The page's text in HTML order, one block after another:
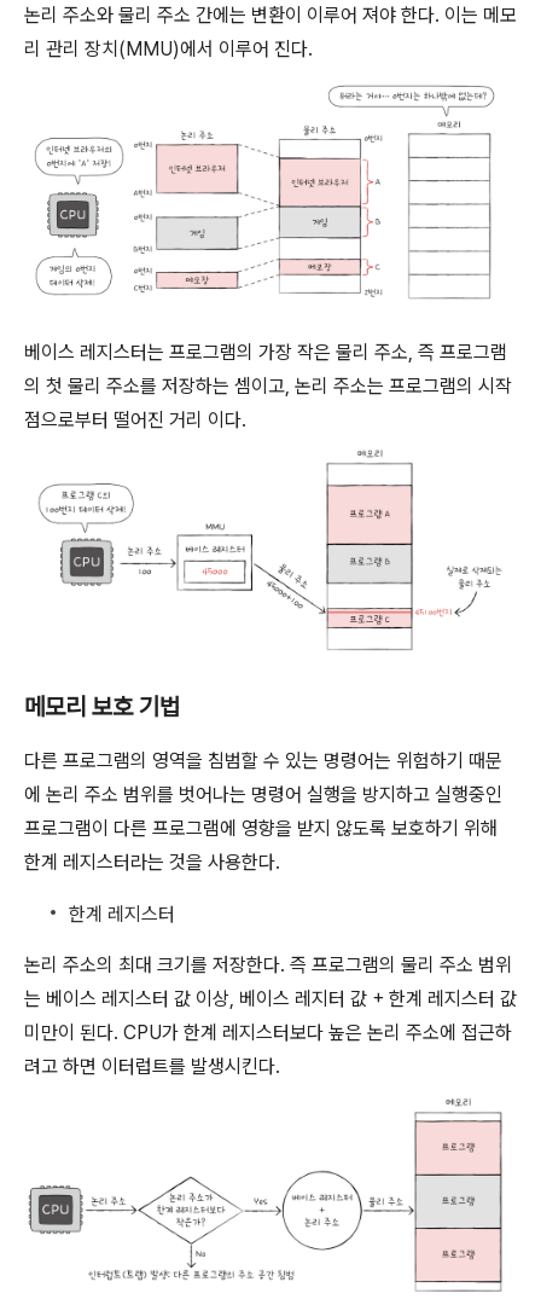
논리 주소와 물리 주소 간에는 변환이 이루어 져야 한다. 이는 메모
리 관리 장치(MMU)에서 이루어 진다.
베이스 레지스터는 프로그램의 가장 작은 물리 주소, 즉 프로그램
의 첫 물리 주소를 저장하는 셈이고, 논리 주소는 프로그램의 시작
점으로부터 떨어진 거리 이다.
메모리 보호 기법
다른 프로그램의 영역을 침범할 수 있는 명령어는 위험하기 때문
에 논리 주소 범위를 벗어나는 명령어 실행을 방지하고 실행중인
프로그램이 다른 프로그램에 영향을 받지 않도록 보호하기 위해
한계 레지스터라는 것을 사용한다.
한계 레지스터
논리 주소의 최대 크기를 저장한다. 즉 프로그램의 물리 주소 범위
는 베이스 레지스터 값 이상, 베이스 레지터 값 + 한계 레지스터 값
미만이 된다. CPU가 한계 레지스터보다 높은 논리 주소에 접근하
려고 하면 이터럽트를 발생시킨다.